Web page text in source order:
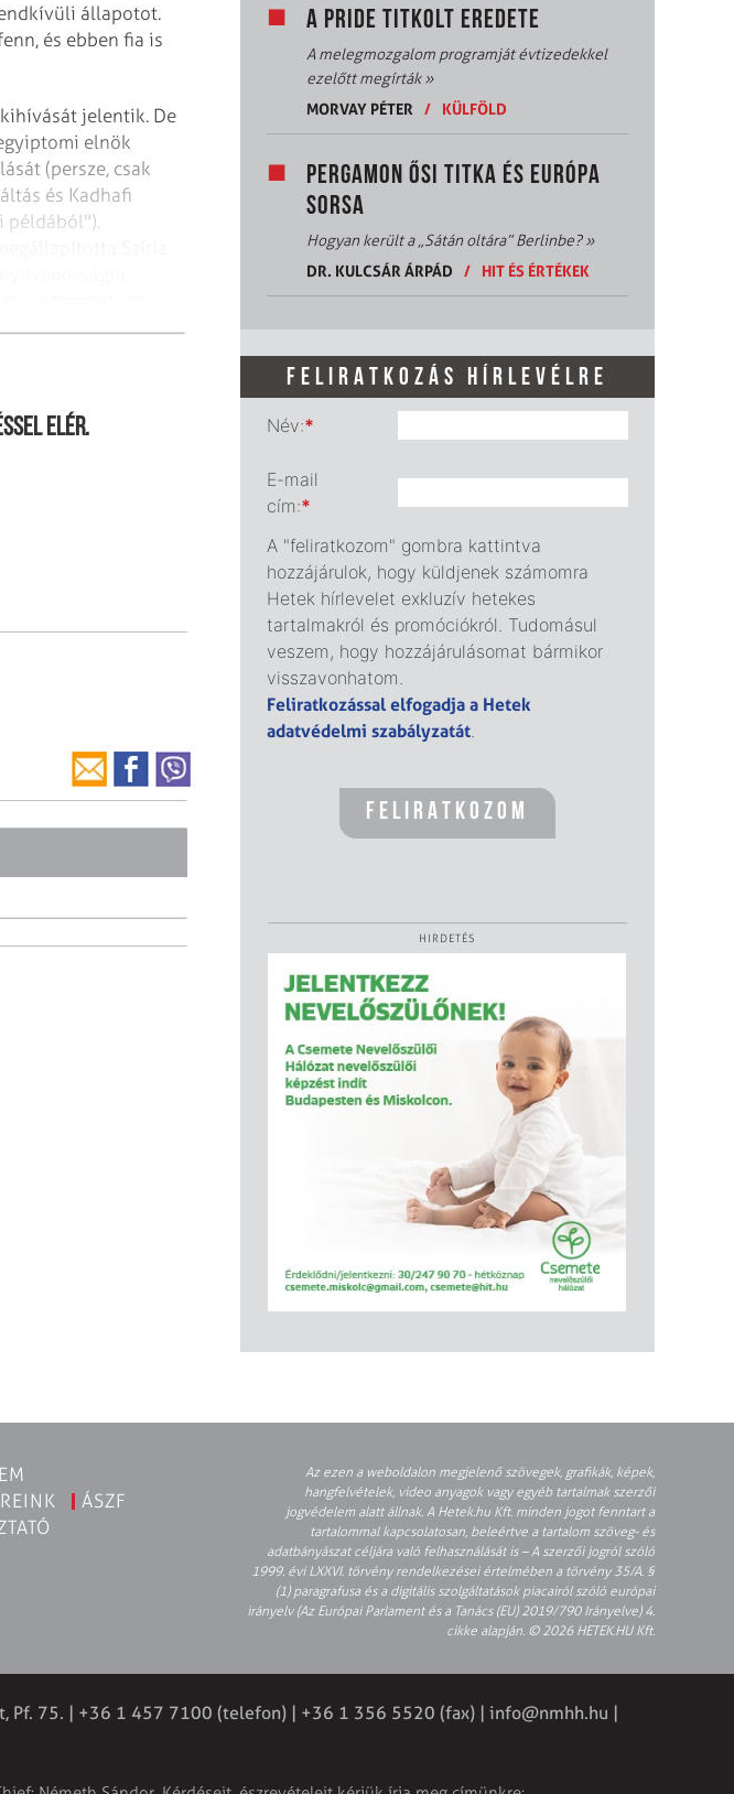
állapotot.
és ebben fia is
jelentik. De
elnök
(persze, csak
és Kadhafi
példából").
elér.
A PRIDE TITKOLT EREDETE
A melegmozgalom programját évtizedekkel
ezelőtt megírták»
MORVAY PÉTER
/ KÜLFÖLD
PERGAMON ŐSI TITKA ÉS EURÓPA
SORSA
Hogyan került a „Sátán oltára” Berlinbe?»
DR. KULCSÁR ÁRPÁD
/ HIT ÉS ÉRTÉKEK
FELIRATKOZÁS HÍRLEVÉLRE
Név:*
E-mail
cím:*
A "feliratkozom" gombra kattintva
hozzájárulok, hogy küldjenek számomra
Hetek hírlevelet exkluzív hetekes
tartalmakról és promóciókról. Tudomásul
veszem, hogy hozzájárulásomat bármikor
visszavonhatom.
Feliratkozással elfogadja a Hetek
adatvédelmi szabályzatát.
HIRDETÉS
ÁSZF
Az ezen a weboldalon megjelenő szövegek, grafikák, képek,
hangfelvételek, video anyagok vagy egyéb tartalmak szerzői
jogvédelem alatt állnak. A Hetek.hu Kft. minden jogot fenntart a
tartalommal kapcsolatosan, beleértve a tartalom szöveg- és
adatbányászat céljára való felhasználását is – A szerzői jogról szóló
1999. évi LXXVI. törvény rendelkezései értelmében a törvény 35/A. §
(1) paragrafusa és a digitális szolgáltatások piacairól szóló európai
irányelv (Az Európai Parlament és a Tanács (EU) 2019/790 Irányelve) 4.
cikke alapján. © 2026 HETEK.HU Kft.
Pf. 75. | +36 1 457 7100 (telefon) | +36 1 356 5520 (fax) | info@nmhh.hu